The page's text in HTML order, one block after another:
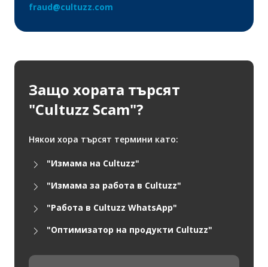
fraud@cultuzz.com
Защо хората търсят
"Cultuzz Scam"?
Някои хора търсят термини като:
"Измама на Cultuzz"
"Измама за работа в Cultuzz"
"Работа в Cultuzz WhatsApp"
"Оптимизатор на продукти Cultuzz"